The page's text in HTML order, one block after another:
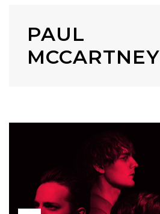
PAUL
MCCARTNEY